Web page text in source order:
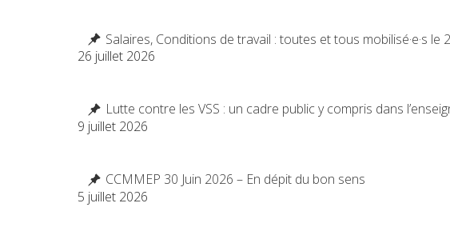
Salaires, Conditions de travail : toutes et tous mobilisé·e·s
26 juillet 2026
Lutte contre les VSS : un cadre public y compris dans
9 juillet 2026
CCMMEP 30 Juin 2026 – En dépit du bon sens
5 juillet 2026